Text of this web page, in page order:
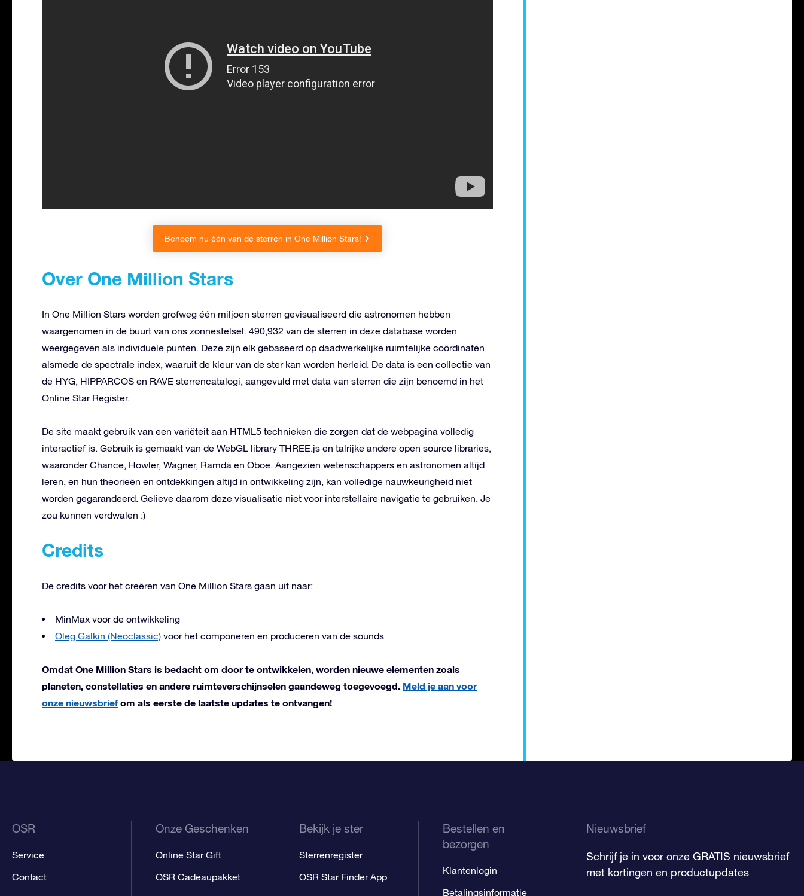
Benoem nu één van de sterren in One Million Stars!
Over One Million Stars
In One Million Stars worden grofweg één miljoen sterren gevisualiseerd die astronomen hebben
waargenomen in de buurt van ons zonnestelsel. 490,932 van de sterren in deze database worden
weergegeven als individuele punten. Deze zijn elk gebaseerd op daadwerkelijke ruimtelijke coördinaten
alsmede de spectrale index, waaruit de kleur van de ster kan worden herleid. De data is een collectie van
de HYG, HIPPARCOS en RAVE sterrencatalogi, aangevuld met data van sterren die zijn benoemd in het
Online Star Register.
De site maakt gebruik van een variëteit aan HTML5 technieken die zorgen dat de webpagina volledig
interactief is. Gebruik is gemaakt van de WebGL library THREE.js en talrijke andere open source libraries,
waaronder Chance, Howler, Wagner, Ramda en Oboe. Aangezien wetenschappers en astronomen altijd
leren, en hun theorieën en ontdekkingen altijd in ontwikkeling zijn, kan volledige nauwkeurigheid niet
worden gegarandeerd. Gelieve daarom deze visualisatie niet voor interstellaire navigatie te gebruiken. Je
zou kunnen verdwalen :)
Credits
De credits voor het creëren van One Million Stars gaan uit naar:
MinMax voor de ontwikkeling
Oleg Galkin (Neoclassic) voor het componeren en produceren van de sounds
Omdat One Million Stars is bedacht om door te ontwikkelen, worden nieuwe elementen zoals
planeten, constellaties en andere ruimteverschijnselen gaandeweg toegevoegd. Meld je aan voor
onze nieuwsbriefom als eerste de laatste updates te ontvangen!
OSR
Service
Contact
Onze Geschenken
Online Star Gift
OSR Cadeaupakket
Bekijk je ster
Sterrenregister
OSR Star Finder App
Bestellen en
bezorgen
Klantenlogin
Betalingsinformatie
Nieuwsbrief
Schrijf je in voor onze GRATIS nieuwsbrief
met kortingen en productupdates